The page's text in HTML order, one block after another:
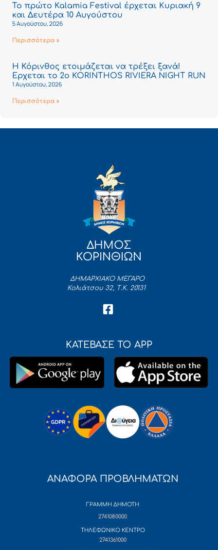
Το πρώτο Kalamia Festival έρχεται Κυριακή 9
και Δευτέρα 10 Αυγούστου
5 Αυγούστου, 2026
Περισσότερα »
Η Κόρινθος ετοιμάζεται να τρέξει ξανά!
Έρχεται το 2ο KORINTHOS RIVIERA NIGHT RUN
1 Αυγούστου, 2026
Περισσότερα »
ΔΗΜΟΣ
ΚΟΡΙΝΘΙΩΝ
ΔΗΜΑΡΧΙΑΚΟ ΜΕΓΑΡΟ
Κολιάτσου 32, Τ.Κ. 20131
ΚΑΤΕΒΑΣΕ ΤΟ APP
ΑΝΑΦΟΡΑ ΠΡΟΒΛΗΜΑΤΩΝ
ΓΡΑΜΜΗ ΔΗΜΟΤΗ
2741080000
ΤΗΛΕΦΩΝΙΚΟ ΚΕΝΤΡΟ
2741361000